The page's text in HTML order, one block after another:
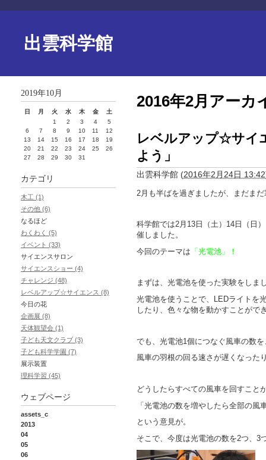
出雲科学館
2016年2月アーカ
レベルアップ☆サイ
よう」
出雲科学館 (2016年2月24日 13:42
2月も半ばを過ぎましたが、まだま
科学館では2月13日（土）14日（日
催しました。
今回のテーマは 「光電池」！
まずは、光電池を使った実験をしま
光電池を使うことで、LEDライトを
したり、色々な物を動かすことがで
でも、光電池1個につなぐ風車の数
風車の羽根の回る速さが遅くなった
どうしたらすべての風車を回すこと
「光電池の数を増やしたら全部の風
という意見が。
そこで、今度は光電池の数を2つ、3
2019年10月
日 月 火 水 木 金
土
1
2 3 4
5
6
7 8 9 10 11
12
13
14 15 16 17 18
19
20
21 22 23 24 25
26
27
28 29 30 31
カテゴリ
木工 (1)
その他 (6)
なるほど
わくわく (5)
イベント (33)
サイエンスサロン
サイエンスショー (4)
チャレンジ (48)
レベルアップ☆サイエンス (8)
今日の花
企画展 (8)
天体観望会 (1)
子ども天文クラブ (3)
子ども科学学園 (7)
展示装置
理科学習 (45)
ウェブページ
assets_c
2013
04
05
06